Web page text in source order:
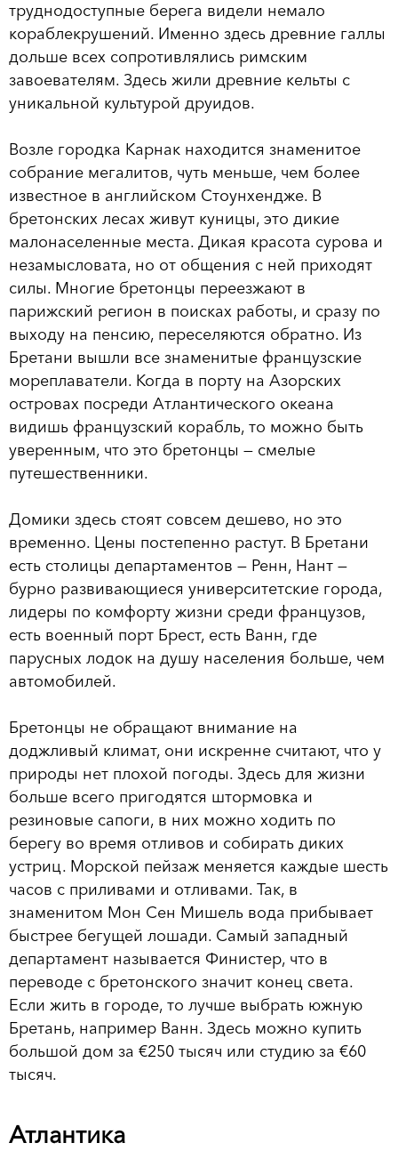
труднодоступные берега видели немало
кораблекрушений. Именно здесь древние галлы
дольше всех сопротивлялись римским
завоевателям. Здесь жили древние кельты с
уникальной культурой друидов.
Возле городка Карнак находится знаменитое
собрание мегалитов, чуть меньше, чем более
известное в английском Стоунхендже. В
бретонских лесах живут куницы, это дикие
малонаселенные места. Дикая красота сурова и
незамысловата, но от общения с ней приходят
силы. Многие бретонцы переезжают в
парижский регион в поисках работы, и сразу по
выходу на пенсию, переселяются обратно. Из
Бретани вышли все знаменитые французские
мореплаватели. Когда в порту на Азорских
островах посреди Атлантического океана
видишь французский корабль, то можно быть
уверенным, что это бретонцы — смелые
путешественники.
Домики здесь стоят совсем дешево, но это
временно. Цены постепенно растут. В Бретани
есть столицы департаментов — Ренн, Нант —
бурно развивающиеся университетские города,
лидеры по комфорту жизни среди французов,
есть военный порт Брест, есть Ванн, где
парусных лодок на душу населения больше, чем
автомобилей.
Бретонцы не обращают внимание на
доджливый климат, они искренне считают, что у
природы нет плохой погоды. Здесь для жизни
больше всего пригодятся штормовка и
резиновые сапоги, в них можно ходить по
берегу во время отливов и собирать диких
устриц. Морской пейзаж меняется каждые шесть
часов с приливами и отливами. Так, в
знаменитом Мон Сен Мишель вода прибывает
быстрее бегущей лошади. Самый западный
департамент называется Финистер, что в
переводе с бретонского значит конец света.
Если жить в городе, то лучше выбрать южную
Бретань, например Ванн. Здесь можно купить
большой дом за €250 тысяч или студию за €60
тысяч.
Атлантика